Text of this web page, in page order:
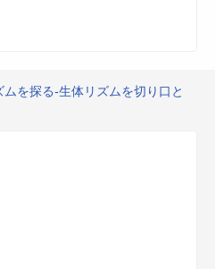
を探る‐生体リズムを切り口と